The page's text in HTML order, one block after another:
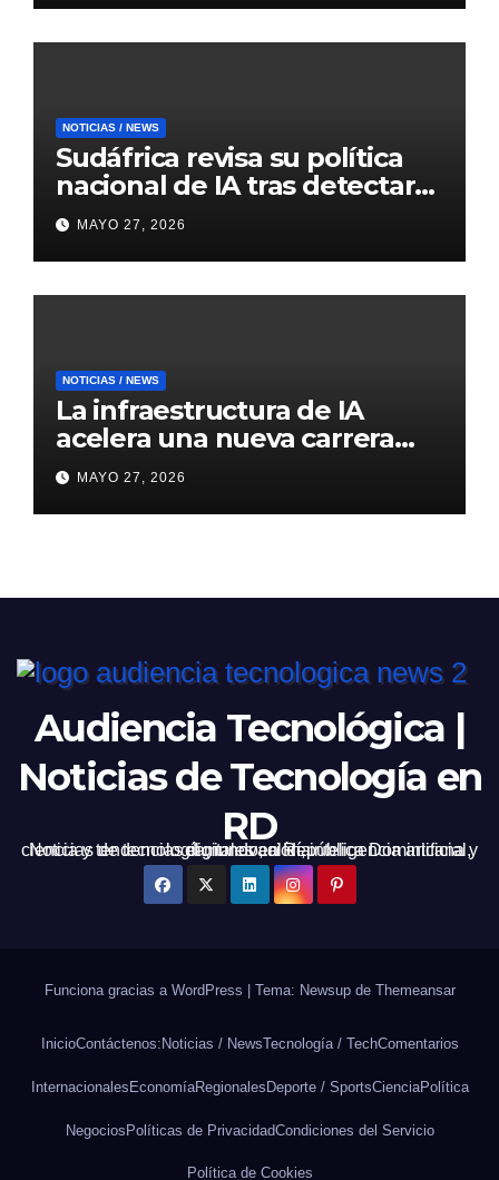
NOTICIAS / NEWS
Sudáfrica revisa su política
nacional de IA tras detectar
errores generados por
inteligencia artificial
MAYO 27, 2026
NOTICIAS / NEWS
La infraestructura de IA
acelera una nueva carrera
global de centros de datos
MAYO 27, 2026
Audiencia Tecnológica |
Noticias de Tecnología en
RD
Noticias de tecnología, innovación, inteligencia artificial, ciencia y tendencias digitales en República Dominicana y el mundo, al día.
Funciona gracias a WordPress | Tema: Newsup de Themeansar
InicioContáctenos: Noticias / NewsTecnología / TechComentarios
InternacionalesEconomíaRegionalesDeporte / SportsCienciaPolítica
NegociosPolíticas de PrivacidadCondiciones del Servicio
Política de Cookies